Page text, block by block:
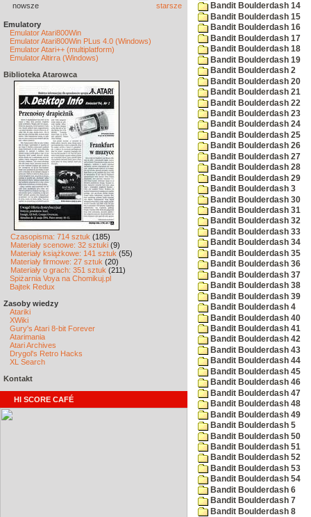
nowsze starsze
Emulatory
Emulator Atari800Win
Emulator Atari800Win PLus 4.0 (Windows)
Emulator Atari++ (multiplatform)
Emulator Altirra (Windows)
Biblioteka Atarowca
Czasopisma: 714 sztuk (185)
Materiały scenowe: 32 sztuki (9)
Materiały książkowe: 141 sztuk (55)
Materiały firmowe: 27 sztuk (20)
Materiały o grach: 351 sztuk (211)
Spiżarnia Voya na Chomikuj.pl
Bajtek Redux
Zasoby wiedzy
Atariki
XWiki
Gury's Atari 8-bit Forever
Atarimania
Atari Archives
Drygol's Retro Hacks
XL Search
Kontakt
HI SCORE CAFÉ
Bandit Boulderdash 14
Bandit Boulderdash 15
Bandit Boulderdash 16
Bandit Boulderdash 17
Bandit Boulderdash 18
Bandit Boulderdash 19
Bandit Boulderdash 2
Bandit Boulderdash 20
Bandit Boulderdash 21
Bandit Boulderdash 22
Bandit Boulderdash 23
Bandit Boulderdash 24
Bandit Boulderdash 25
Bandit Boulderdash 26
Bandit Boulderdash 27
Bandit Boulderdash 28
Bandit Boulderdash 29
Bandit Boulderdash 3
Bandit Boulderdash 30
Bandit Boulderdash 31
Bandit Boulderdash 32
Bandit Boulderdash 33
Bandit Boulderdash 34
Bandit Boulderdash 35
Bandit Boulderdash 36
Bandit Boulderdash 37
Bandit Boulderdash 38
Bandit Boulderdash 39
Bandit Boulderdash 4
Bandit Boulderdash 40
Bandit Boulderdash 41
Bandit Boulderdash 42
Bandit Boulderdash 43
Bandit Boulderdash 44
Bandit Boulderdash 45
Bandit Boulderdash 46
Bandit Boulderdash 47
Bandit Boulderdash 48
Bandit Boulderdash 49
Bandit Boulderdash 5
Bandit Boulderdash 50
Bandit Boulderdash 51
Bandit Boulderdash 52
Bandit Boulderdash 53
Bandit Boulderdash 54
Bandit Boulderdash 6
Bandit Boulderdash 7
Bandit Boulderdash 8